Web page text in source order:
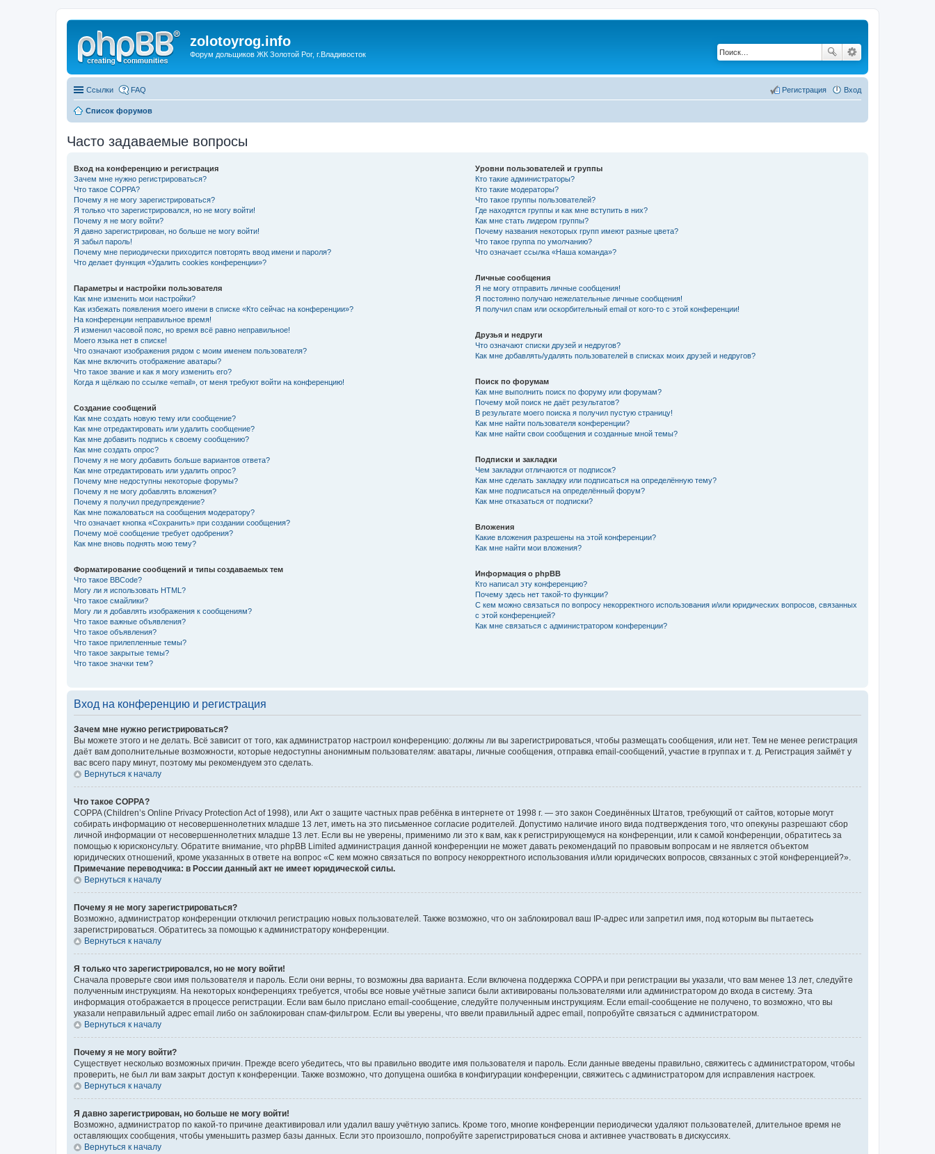
zolotoyrog.info
Форум дольщиков ЖК Золотой Рог, г.Владивосток
Ссылки FAQ Вход
Регистрация
Список форумов
Часто задаваемые вопросы
Вход на конференцию и регистрация
Зачем мне нужно регистрироваться?
Что такое COPPA?
Почему я не могу зарегистрироваться?
Я только что зарегистрировался, но не могу войти!
Почему я не могу войти?
Я давно зарегистрирован, но больше не могу войти!
Я забыл пароль!
Почему мне периодически приходится повторять ввод имени и пароля?
Что делает функция «Удалить cookies конференции»?
Параметры и настройки пользователя
Как мне изменить мои настройки?
Как избежать появления моего имени в списке «Кто сейчас на конференции»?
На конференции неправильное время!
Я изменил часовой пояс, но время всё равно неправильное!
Моего языка нет в списке!
Что означают изображения рядом с моим именем пользователя?
Как мне включить отображение аватары?
Что такое звание и как я могу изменить его?
Когда я щёлкаю по ссылке «email», от меня требуют войти на конференцию!
Создание сообщений
Как мне создать новую тему или сообщение?
Как мне отредактировать или удалить сообщение?
Как мне добавить подпись к своему сообщению?
Как мне создать опрос?
Почему я не могу добавить больше вариантов ответа?
Как мне отредактировать или удалить опрос?
Почему мне недоступны некоторые форумы?
Почему я не могу добавлять вложения?
Почему я получил предупреждение?
Как мне пожаловаться на сообщения модератору?
Что означает кнопка «Сохранить» при создании сообщения?
Почему моё сообщение требует одобрения?
Как мне вновь поднять мою тему?
Форматирование сообщений и типы создаваемых тем
Что такое BBCode?
Могу ли я использовать HTML?
Что такое смайлики?
Могу ли я добавлять изображения к сообщениям?
Что такое важные объявления?
Что такое объявления?
Что такое прилепленные темы?
Что такое закрытые темы?
Что такое значки тем?
Уровни пользователей и группы
Кто такие администраторы?
Кто такие модераторы?
Что такое группы пользователей?
Где находятся группы и как мне вступить в них?
Как мне стать лидером группы?
Почему названия некоторых групп имеют разные цвета?
Что такое группа по умолчанию?
Что означает ссылка «Наша команда»?
Личные сообщения
Я не могу отправить личные сообщения!
Я постоянно получаю нежелательные личные сообщения!
Я получил спам или оскорбительный email от кого-то с этой конференции!
Друзья и недруги
Что означают списки друзей и недругов?
Как мне добавлять/удалять пользователей в списках моих друзей и недругов?
Поиск по форумам
Как мне выполнить поиск по форуму или форумам?
Почему мой поиск не даёт результатов?
В результате моего поиска я получил пустую страницу!
Как мне найти пользователя конференции?
Как мне найти свои сообщения и созданные мной темы?
Подписки и закладки
Чем закладки отличаются от подписок?
Как мне сделать закладку или подписаться на определённую тему?
Как мне подписаться на определённый форум?
Как мне отказаться от подписки?
Вложения
Какие вложения разрешены на этой конференции?
Как мне найти мои вложения?
Информация о phpBB
Кто написал эту конференцию?
Почему здесь нет такой-то функции?
С кем можно связаться по вопросу некорректного использования и/или юридических вопросов, связанных
с этой конференцией?
Как мне связаться с администратором конференции?
Вход на конференцию и регистрация
Зачем мне нужно регистрироваться?
Вы можете этого и не делать. Всё зависит от того, как администратор настроил конференцию: должны ли вы зарегистрироваться, чтобы размещать сообщения, или нет. Тем не менее регистрация
даёт вам дополнительные возможности, которые недоступны анонимным пользователям: аватары, личные сообщения, отправка email-сообщений, участие в группах и т. д. Регистрация займёт у
вас всего пару минут, поэтому мы рекомендуем это сделать.
Вернуться к началу
Что такое COPPA?
COPPA (Children’s Online Privacy Protection Act of 1998), или Акт о защите частных прав ребёнка в интернете от 1998 г. — это закон Соединённых Штатов, требующий от сайтов, которые могут
собирать информацию от несовершеннолетних младше 13 лет, иметь на это письменное согласие родителей. Допустимо наличие иного вида подтверждения того, что опекуны разрешают сбор
личной информации от несовершеннолетних младше 13 лет. Если вы не уверены, применимо ли это к вам, как к регистрирующемуся на конференции, или к самой конференции, обратитесь за
помощью к юрисконсульту. Обратите внимание, что phpBB Limited администрация данной конференции не может давать рекомендаций по правовым вопросам и не является объектом
юридических отношений, кроме указанных в ответе на вопрос «С кем можно связаться по вопросу некорректного использования и/или юридических вопросов, связанных с этой конференцией?».
Примечание переводчика: в России данный акт не имеет юридической силы.
Вернуться к началу
Почему я не могу зарегистрироваться?
Возможно, администратор конференции отключил регистрацию новых пользователей. Также возможно, что он заблокировал ваш IP-адрес или запретил имя, под которым вы пытаетесь
зарегистрироваться. Обратитесь за помощью к администратору конференции.
Вернуться к началу
Я только что зарегистрировался, но не могу войти!
Сначала проверьте свои имя пользователя и пароль. Если они верны, то возможны два варианта. Если включена поддержка COPPA и при регистрации вы указали, что вам менее 13 лет, следуйте
полученным инструкциям. На некоторых конференциях требуется, чтобы все новые учётные записи были активированы пользователями или администратором до входа в систему. Эта
информация отображается в процессе регистрации. Если вам было прислано email-сообщение, следуйте полученным инструкциям. Если email-сообщение не получено, то возможно, что вы
указали неправильный адрес email либо он заблокирован спам-фильтром. Если вы уверены, что ввели правильный адрес email, попробуйте связаться с администратором.
Вернуться к началу
Почему я не могу войти?
Существует несколько возможных причин. Прежде всего убедитесь, что вы правильно вводите имя пользователя и пароль. Если данные введены правильно, свяжитесь с администратором, чтобы
проверить, не был ли вам закрыт доступ к конференции. Также возможно, что допущена ошибка в конфигурации конференции, свяжитесь с администратором для исправления настроек.
Вернуться к началу
Я давно зарегистрирован, но больше не могу войти!
Возможно, администратор по какой-то причине деактивировал или удалил вашу учётную запись. Кроме того, многие конференции периодически удаляют пользователей, длительное время не
оставляющих сообщения, чтобы уменьшить размер базы данных. Если это произошло, попробуйте зарегистрироваться снова и активнее участвовать в дискуссиях.
Вернуться к началу